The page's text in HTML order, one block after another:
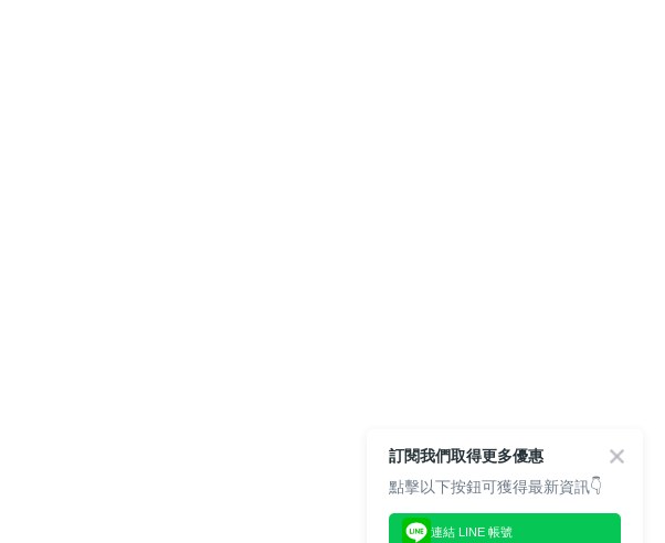
訂閱我們取得更多優惠
點擊以下按鈕可獲得最新資訊👇
連結 LINE 帳號